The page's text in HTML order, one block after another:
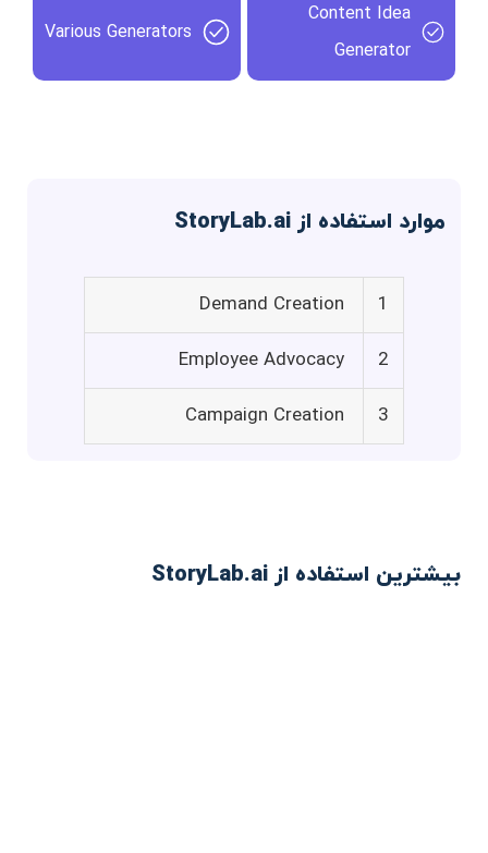
Content Idea
Generator
Various Generators
موارد استفاده از StoryLab.ai
1
Demand Creation
2
Employee Advocacy
3
Campaign Creation
بیشترین استفاده از StoryLab.ai